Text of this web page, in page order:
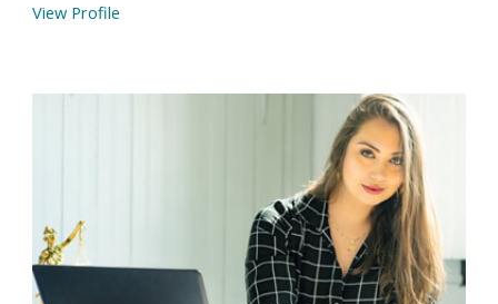
View Profile